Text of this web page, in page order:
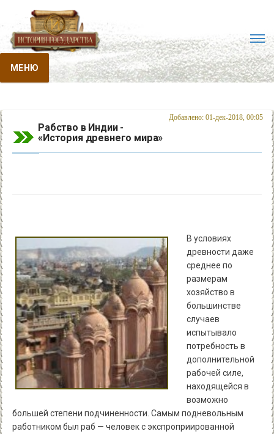
МЕНЮ
Добавлено: 01-дек-2018, 00:05
Рабство в Индии -
«История древнего мира»
В условиях
древности даже
среднее по
размерам
хозяйство в
большинстве
случаев
испытывало
потребность в
дополнительной
рабочей силе,
находящейся в
возможно
большей степени подчиненности. Самым подневольным
работником был раб — человек с экспроприированной